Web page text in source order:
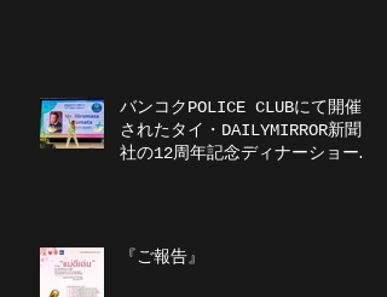
バンコクPOLICE CLUBにて開催
されたタイ・DAILYMIRROR新聞
社の12周年記念ディナーショーに
『ご報告』